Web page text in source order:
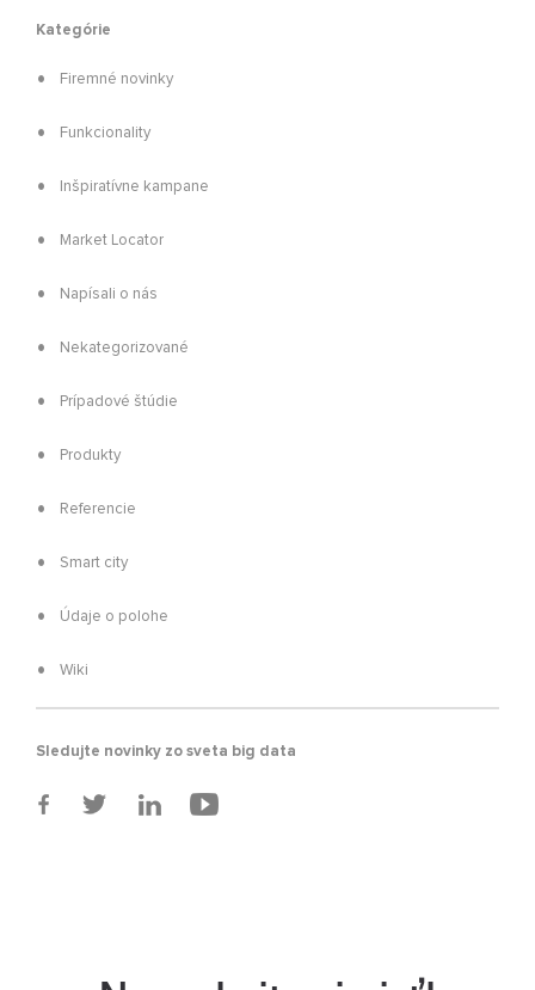
Kategórie
Firemné novinky
Funkcionality
Inšpiratívne kampane
Market Locator
Napísali o nás
Nekategorizované
Prípadové štúdie
Produkty
Referencie
Smart city
Údaje o polohe
Wiki
Sledujte novinky zo sveta big data